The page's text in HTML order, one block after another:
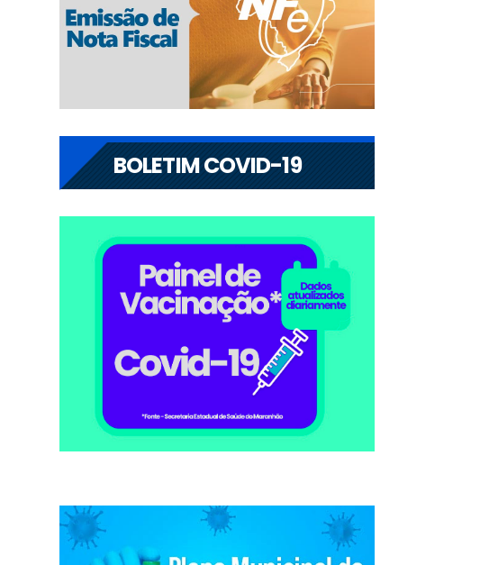
BOLETIM COVID-19